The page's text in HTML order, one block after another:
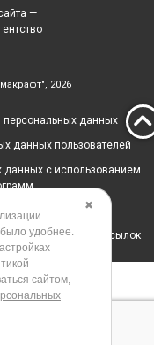
—
2026
персональных данных
данных пользователей
данных с использованием
cookies
рассылок
✖
удобнее.
сайтом,